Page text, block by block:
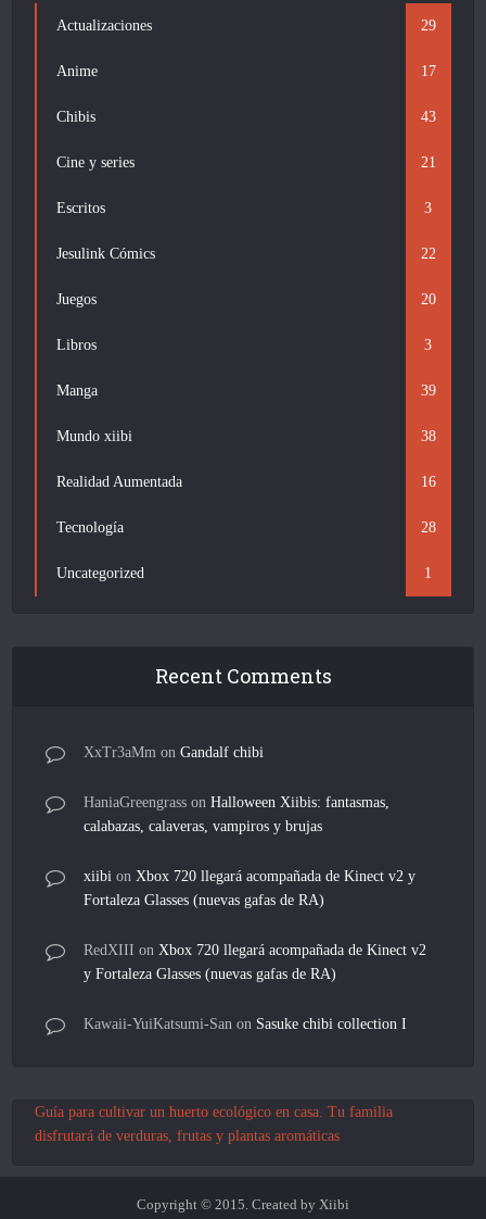
Actualizaciones 29
Anime 17
Chibis 43
Cine y series 21
Escritos 3
Jesulink Cómics 22
Juegos 20
Libros 3
Manga 39
Mundo xiibi 38
Realidad Aumentada 16
Tecnología 28
Uncategorized 1
Recent Comments
XxTr3aMm onGandalf chibi
HaniaGreengrass onHalloween Xiibis: fantasmas,
calabazas, calaveras, vampiros y brujas
xiibi on Xbox 720 llegará acompañada de Kinect v2 y
Fortaleza Glasses (nuevas gafas de RA)
RedXIII on Xbox 720 llegará acompañada de Kinect v2
y Fortaleza Glasses (nuevas gafas de RA)
Kawaii-YuiKatsumi-San on Sasuke chibi collection I
Guía para cultivar un huerto ecológico en casa. Tu familia
disfrutará de verduras, frutas y plantas aromáticas
Copyright © 2015. Created by Xiibi